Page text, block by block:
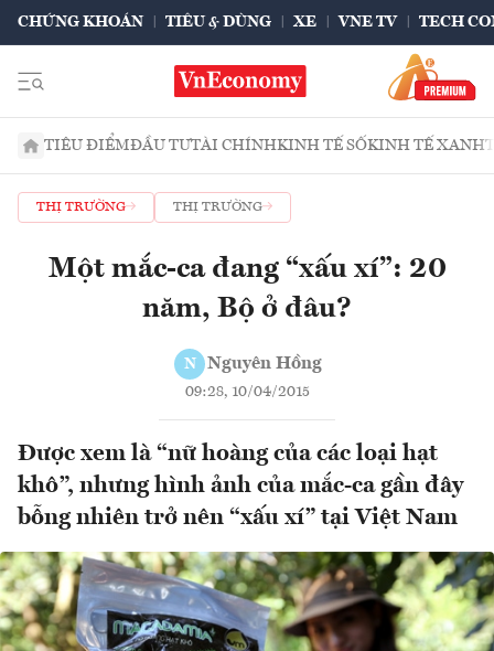
CHỨNG KHOÁN TIÊU & DÙNG XE VNE TV TECH
TIÊU ĐIỂMĐẦU TƯTÀI CHÍNHKINH TẾ SỐKINH TẾ XANH
THỊ TRƯỜNG THỊ TRƯỜNG
Một mắc-ca đang “xấu xí”: 20
năm, Bộ ở đâu?
N Nguyên Hồng
09:28, 10/04/2015
Được xem là “nữ hoàng của các loại hạt
khô”, nhưng hình ảnh của mắc-ca gần đây
bỗng nhiên trở nên “xấu xí” tại Việt Nam